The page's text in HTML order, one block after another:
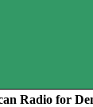
Radio for